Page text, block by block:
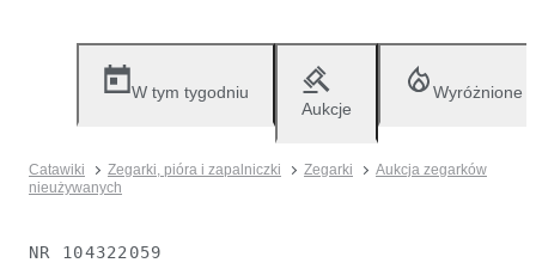
W tym tygodniu
Aukcje
Wyróżnione
Catawiki Zegarki, pióra i zapalniczki Zegarki
Aukcja zegarków
nieużywanych
NR 104322059